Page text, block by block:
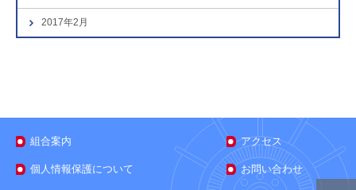
2017年2月
組合案内 アクセス
個人情報保護について お問い合わせ